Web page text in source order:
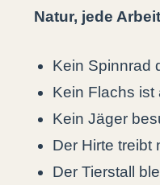
Natur, jede
Kein Spinnrad
Kein Flachs ist
Kein Jäger
Der Hirte treibt
Der Tierstall